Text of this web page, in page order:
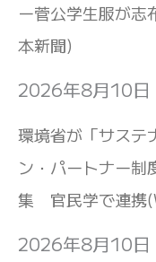
ー菅公学生服が志
本新聞)
2026年8月10日
環境省が「サステ
ン・パートナー制
集 官民学で連携
2026年8月10日